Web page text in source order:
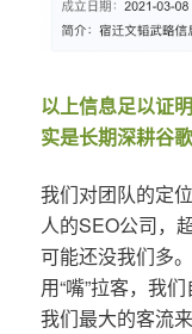
以上信息足以证
实是长期深耕谷
我们对团队的定
人的SEO公司，
可能还没我们多
用“嘴”拉客，我
我们最大的客流